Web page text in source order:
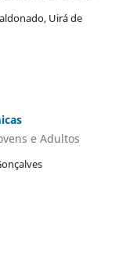
Uirá de
e Adultos